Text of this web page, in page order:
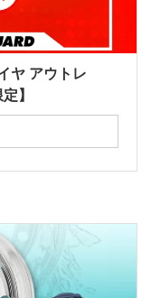
ヤ アウトレ
】